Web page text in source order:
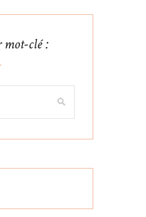
mot-clé :